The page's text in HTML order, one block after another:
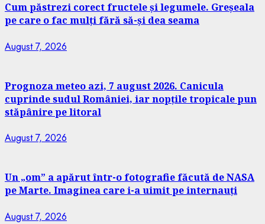
Cum păstrezi corect fructele și legumele. Greșeala
pe care o fac mulți fără să-și dea seama
August 7, 2026
Prognoza meteo azi, 7 august 2026. Canicula
cuprinde sudul României, iar nopțile tropicale pun
stăpânire pe litoral
August 7, 2026
Un „om” a apărut într-o fotografie făcută de NASA
pe Marte. Imaginea care i-a uimit pe internauți
August 7, 2026